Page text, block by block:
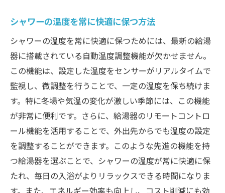
温度の安定性がもたらす快適さ
最新給湯器のデザインと機能性
給湯器の進化！自動温度調整でエネルギーコス
トを削減する方法
進化した給湯器の技術とその仕組み
自動温度調整機能の省エネ効果
エネルギーコスト削減のための選び方
最新技術で実現する高効率運転
省エネと快適性を両立する方法
長期間使用するためのメンテナンス
給湯器選びで迷ったら？自動温度調整付きモデ
シャワーの温度を常に快適に保つ方法
シャワーの温度を常に快適に保つためには、最新の給湯
器に搭載されている自動温度調整機能が欠かせません。
この機能は、設定した温度をセンサーがリアルタイムで
監視し、微調整を行うことで、一定の温度を保ち続けま
す。特に冬場や気温の変化が激しい季節には、この機能
が非常に便利です。さらに、給湯器のリモートコントロ
ール機能を活用することで、外出先からでも温度の設定
を調整することができます。このような先進の機能を持
つ給湯器を選ぶことで、シャワーの温度が常に快適に保
たれ、毎日の入浴がよりリラックスできる時間になりま
す。また、エネルギー効率も向上し、コスト削減にも効